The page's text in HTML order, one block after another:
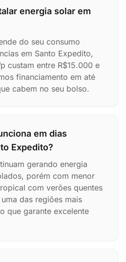
energia solar em
do seu consumo
em Santo Expedito,
custam entre R$15.000 e
financiamento em até
cabem no seu bolso.
em dias
Expedito?
gerando energia
porém com menor
com verões quentes
das regiões mais
que garante excelente